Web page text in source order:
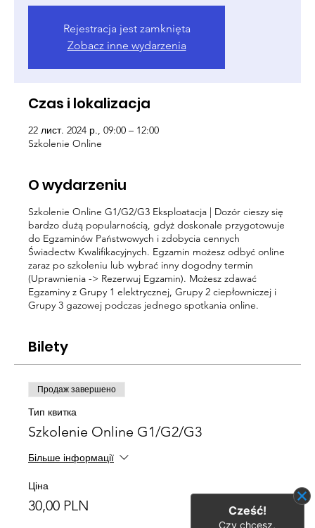
Rejestracja jest zamknięta
Zobacz inne wydarzenia
Czas i lokalizacja
22 лист. 2024 р., 09:00 – 12:00
Szkolenie Online
O wydarzeniu
Szkolenie Online G1/G2/G3 Eksploatacja | Dozór cieszy się
bardzo dużą popularnością, gdyż doskonale przygotowuje
do Egzaminów Państwowych i zdobycia cennych
Świadectw Kwalifikacyjnych. Egzamin możesz odbyć online
zaraz po szkoleniu lub wybrać inny dogodny termin
(Uprawnienia -> Rezerwuj Egzamin). Możesz zdawać
Egzaminy z Grupy 1 elektrycznej, Grupy 2 ciepłowniczej i
Grupy 3 gazowej podczas jednego spotkania online.
Bilety
Продаж завершено
Тип квитка
Szkolenie Online G1/G2/G3
Більше інформації
Ціна
30,00 PLN Cześć!
Czy chcesz,